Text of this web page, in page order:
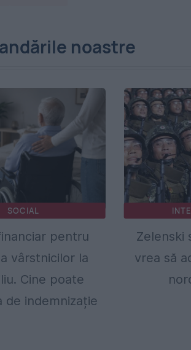
noastre
SOCIAL
pentru
vârstnicilor la
Cine poate
de indemnizație
Zelenski
vrea să